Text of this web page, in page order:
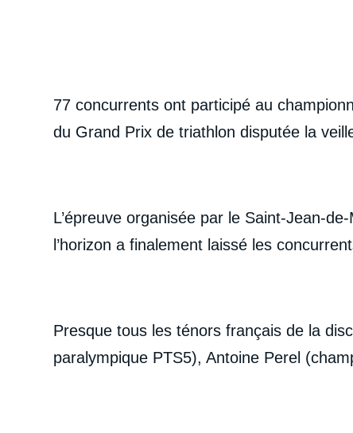
77 concurrents ont participé au
du Grand Prix de triathlon disputée la
L’épreuve organisée par le Saint-Jean-
l’horizon a finalement laissé les
Presque tous les ténors français de la
paralympique PTS5), Antoine Perel